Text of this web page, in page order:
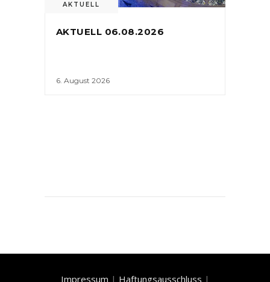
AKTUELL
AKTUELL 06.08.2026
6. August 2026
Impressum | Haftungsausschluss |